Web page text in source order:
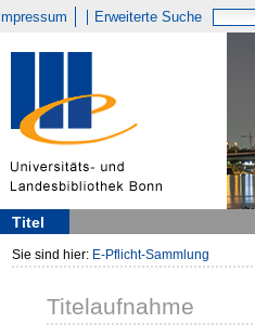
Impressum Erweiterte Suche
Titel
Sie sind hier: E-Pflicht-Sammlung
Titelaufnahme